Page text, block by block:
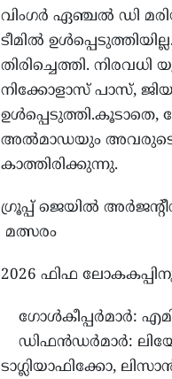
വിംഗര്‍ ഏഞ്ചല്‍ ഡി
ടീമില്‍
തിരിച്ചെത്തി.
നിക്കോളാസ് പാസ്,
അല്‍മാഡയും അവരുടെ
കാത്തിരിക്കുന്നു.
ഗ്രൂപ്പ് ജെയില്‍
മത്സരം
2026 ഫിഫ
ഗോള്‍കീപ്പര്‍മാര്‍:
ഡിഫന്‍ഡര്‍മാര്‍:
ടാഗ്ലിയാഫിക്കോ,